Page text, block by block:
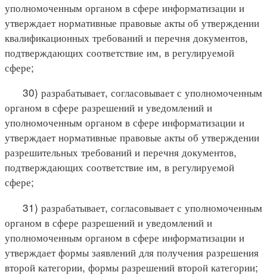
уполномоченным органом в сфере информатизации и
утверждает нормативные правовые акты об утверждении
квалификационных требований и перечня документов,
подтверждающих соответствие им, в регулируемой
сфере;
30) разрабатывает, согласовывает с уполномоченным
органом в сфере разрешений и уведомлений и
уполномоченным органом в сфере информатизации и
утверждает нормативные правовые акты об утверждении
разрешительных требований и перечня документов,
подтверждающих соответствие им, в регулируемой
сфере;
31) разрабатывает, согласовывает с уполномоченным
органом в сфере разрешений и уведомлений и
уполномоченным органом в сфере информатизации и
утверждает формы заявлений для получения разрешения
второй категории, формы разрешений второй категории;